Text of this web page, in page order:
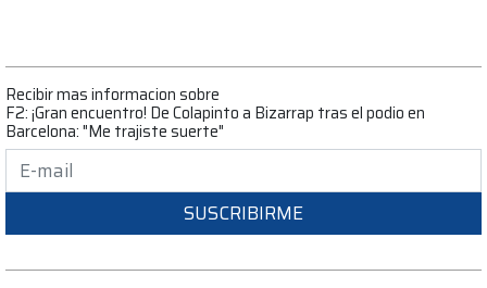
Recibir mas informacion sobre
F2: ¡Gran encuentro! De Colapinto a Bizarrap tras el podio en
Barcelona: "Me trajiste suerte"
SUSCRIBIRME